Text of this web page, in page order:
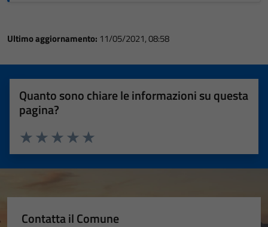
Ultimo aggiornamento: 11/05/2021, 08:58
Quanto sono chiare le informazioni su questa
pagina?
Valuta 5 stelle su 5
Valuta 4 stelle su 5
Valuta 3 stelle su 5
Valuta 2 stelle su 5
Valuta 1 stelle su 5
Contatta il Comune